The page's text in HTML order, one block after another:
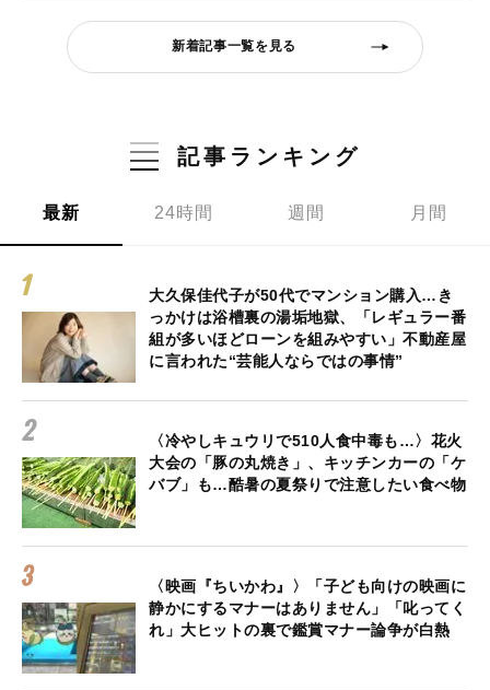
新着記事一覧を見る
記事ランキング
最新 24時間 週間 月間
大久保佳代子が50代でマンション購入…き
っかけは浴槽裏の湯垢地獄、「レギュラー番
組が多いほどローンを組みやすい」不動産屋
に言われた“芸能人ならではの事情”
〈冷やしキュウリで510人食中毒も…〉花火
大会の「豚の丸焼き」、キッチンカーの「ケ
バブ」も…酷暑の夏祭りで注意したい食べ物
〈映画『ちいかわ』〉「子ども向けの映画に
静かにするマナーはありません」「叱ってく
れ」大ヒットの裏で鑑賞マナー論争が白熱